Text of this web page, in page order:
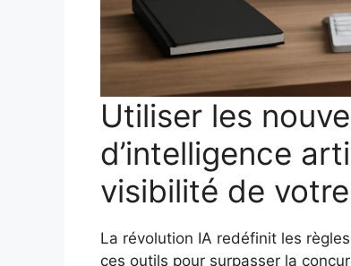
Utiliser les
d’intelligence
visibilité de
La révolution IA redéfinit les
ces outils pour surpasser la